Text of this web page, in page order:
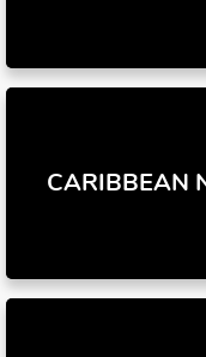
CARIBBEAN